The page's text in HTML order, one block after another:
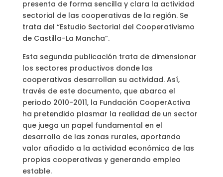
presenta de forma sencilla y clara la actividad
sectorial de las cooperativas de la región. Se
trata del “Estudio Sectorial del Cooperativismo
de Castilla-La Mancha”.
Esta segunda publicación trata de dimensionar
los sectores productivos donde las
cooperativas desarrollan su actividad. Así,
través de este documento, que abarca el
periodo 2010-2011, la Fundación CooperActiva
ha pretendido plasmar la realidad de un sector
que juega un papel fundamental en el
desarrollo de las zonas rurales, aportando
valor añadido a la actividad económica de las
propias cooperativas y generando empleo
estable.